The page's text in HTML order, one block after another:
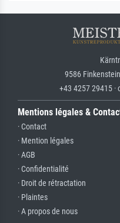
9586
+43 4257 29415
Mentions légales &
· Contact
· Mention légales
· AGB
· Confidentialité
· Droit de rétractation
· Plaintes
· A propos de nous